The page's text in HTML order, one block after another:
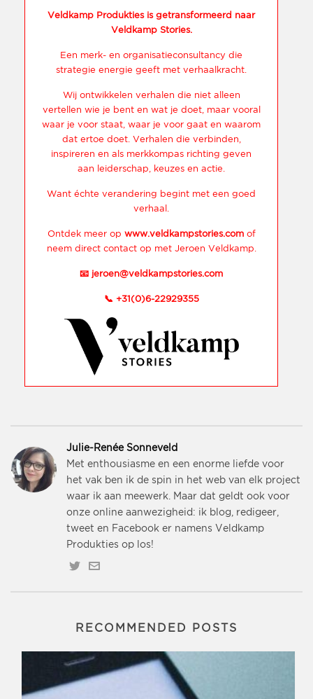
Veldkamp Produkties is getransformeerd naar
Veldkamp Stories.
Een merk- en organisatieconsultancy die
strategie energie geeft met verhaalkracht.
Wij ontwikkelen verhalen die niet alleen
vertellen wie je bent en wat je doet, maar vooral
waar je voor staat, waar je voor gaat en waarom
dat ertoe doet. Verhalen die verbinden,
inspireren en als merkkompas richting geven
aan leiderschap, keuzes en actie.
Want échte verandering begint met een goed
verhaal.
Ontdek meer op www.veldkampstories.comof
neem direct contact op met Jeroen Veldkamp.
📧 jeroen@veldkampstories.com
📞 +31(0)6-22929355
Julie-Renée Sonneveld
Met enthousiasme en een enorme liefde voor
het vak ben ik de spin in het web van elk project
waar ik aan meewerk. Maar dat geldt ook voor
onze online aanwezigheid: ik blog, redigeer,
tweet en Facebook er namens Veldkamp
Produkties op los!
RECOMMENDED POSTS